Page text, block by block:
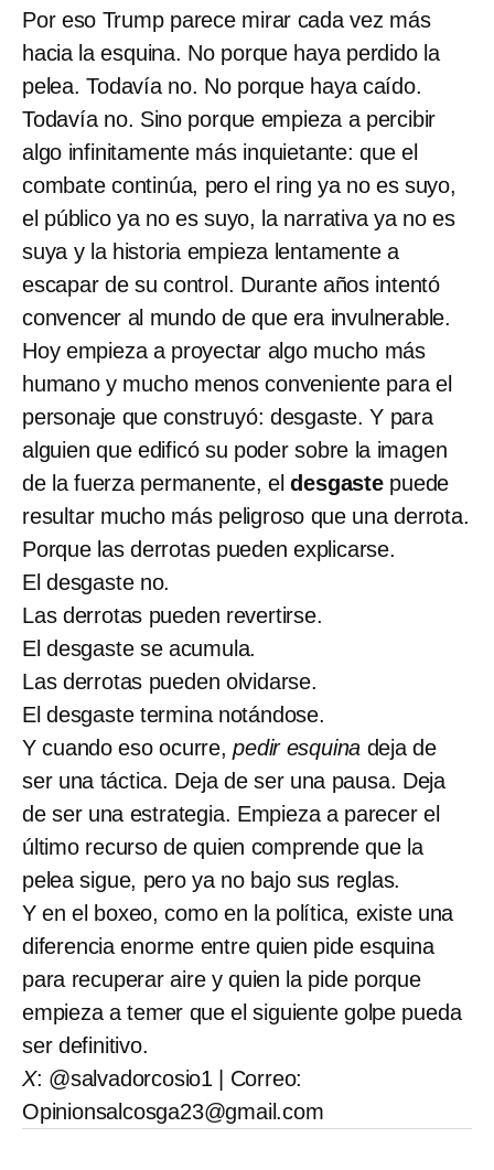
Por eso Trump parece mirar cada vez más
hacia la esquina. No porque haya perdido la
pelea. Todavía no. No porque haya caído.
Todavía no. Sino porque empieza a percibir
algo infinitamente más inquietante: que el
combate continúa, pero el ring ya no es suyo,
el público ya no es suyo, la narrativa ya no es
suya y la historia empieza lentamente a
escapar de su control. Durante años intentó
convencer al mundo de que era invulnerable.
Hoy empieza a proyectar algo mucho más
humano y mucho menos conveniente para el
personaje que construyó: desgaste. Y para
alguien que edificó su poder sobre la imagen
de la fuerza permanente, eldesgaste puede
resultar mucho más peligroso que una derrota.
Porque las derrotas pueden explicarse.
El desgaste no.
Las derrotas pueden revertirse.
El desgaste se acumula.
Las derrotas pueden olvidarse.
El desgaste termina notándose.
Y cuando eso ocurre,pedir esquina deja de
ser una táctica. Deja de ser una pausa. Deja
de ser una estrategia. Empieza a parecer el
último recurso de quien comprende que la
pelea sigue, pero ya no bajo sus reglas.
Y en el boxeo, como en la política, existe una
diferencia enorme entre quien pide esquina
para recuperar aire y quien la pide porque
empieza a temer que el siguiente golpe pueda
ser definitivo.
X: @salvadorcosio1 | Correo:
Opinionsalcosga23@gmail.com